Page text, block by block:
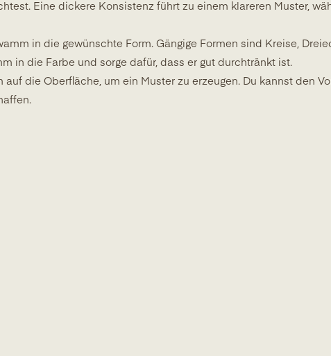
Eine dickere Konsistenz führt zu einem klareren Muster,
in die gewünschte Form. Gängige Formen sind Kreise,
in die Farbe und sorge dafür, dass er gut durchtränkt ist.
auf die Oberfläche, um ein Muster zu erzeugen. Du kannst den